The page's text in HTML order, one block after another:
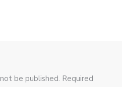
be published. Required